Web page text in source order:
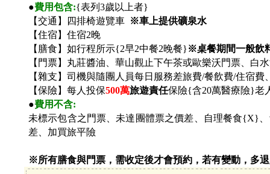
●費用包含:{表列3歲以上者}
【交通】四排椅遊覽車 ※車上提供礦泉水
【住宿】住宿2晚
【膳食】如行程所示{2早2中餐2晚餐}※桌餐期間一般飲
【門票】丸莊醬油、華山觀止下午茶或歐樂沃門票、白
【雜支】司機與隨團人員每日服務差旅費/餐飲費/住宿
【保險】每人投保500萬旅遊責任保險{含20萬醫療險}老
●費用不含:
未標示包含之門票、未達團體票之價差、自理餐食{X}
差、加買旅平險
※所有膳食與門票，需收定後才會預約，若有變動，多